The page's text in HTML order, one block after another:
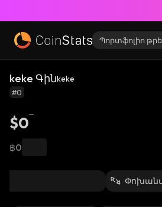
Պորտֆոլիո
keke Գինkeke
#0
$0
฿0